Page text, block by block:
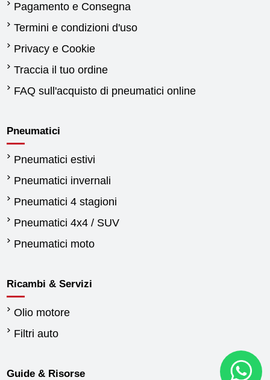
Pagamento e Consegna
Termini e condizioni d'uso
Privacy e Cookie
Traccia il tuo ordine
FAQ sull'acquisto di pneumatici online
Pneumatici
Pneumatici estivi
Pneumatici invernali
Pneumatici 4 stagioni
Pneumatici 4x4 / SUV
Pneumatici moto
Ricambi & Servizi
Olio motore
Filtri auto
Guide & Risorse